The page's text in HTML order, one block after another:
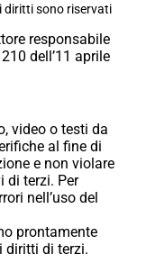
diritti sono riservati
responsabile
dell’11 aprile
video o testi da
al fine di
e non violare
di terzi. Per
nell’uso del
prontamente
diritti di terzi.